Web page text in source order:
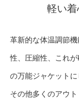
軽い着
革新的な体温調節
性、圧縮性、これ
の万能ジャケットに
その他多くのアウ